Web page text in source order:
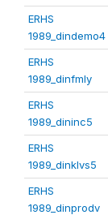
ERHS
1989_dindemo4
ERHS
1989_dinfmly
ERHS
1989_dininc5
ERHS
1989_dinklvs5
ERHS
1989_dinprodv